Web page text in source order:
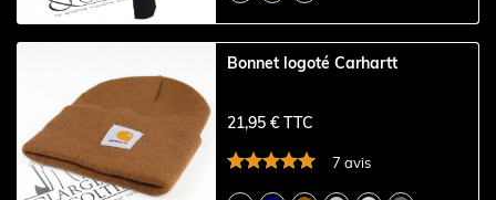
Bonnet logoté Carhartt
21,95 € TTC
7 avis